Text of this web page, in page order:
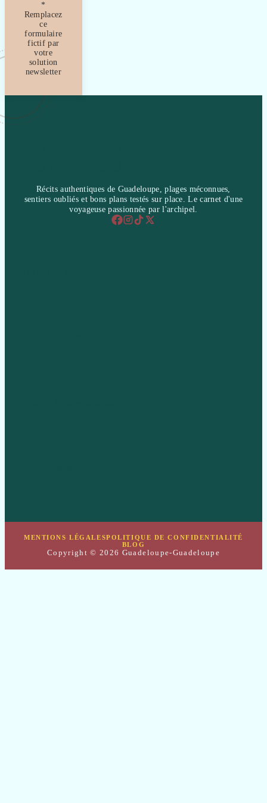
*
Remplacez
ce
formulaire
fictif par
votre
solution
newsletter
Récits authentiques de Guadeloupe, plages méconnues,
sentiers oubliés et bons plans testés sur place. Le carnet d'une
voyageuse passionnée par l'archipel.
MENTIONS LÉGALESPOLITIQUE DE CONFIDENTIALITÉ
BLOG
Copyright © 2026 Guadeloupe-Guadeloupe